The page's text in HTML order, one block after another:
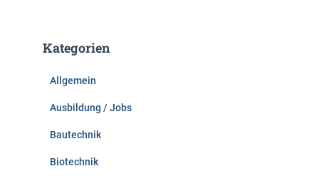
n
Kategorien
Allgemein
Ausbildung / Jobs
Bautechnik
Biotechnik